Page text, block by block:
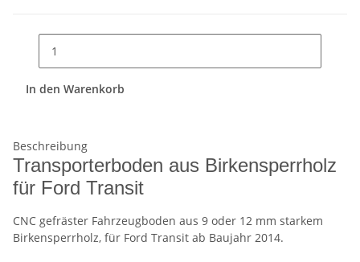
In den Warenkorb
Beschreibung
Transporterboden aus Birkensperrholz
für Ford Transit
CNC gefräster Fahrzeugboden aus 9 oder 12 mm starkem
Birkensperrholz, für Ford Transit ab Baujahr 2014.